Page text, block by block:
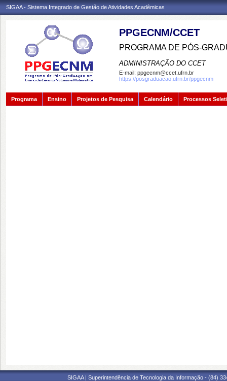
SIGAA - Sistema Integrado de Gestão de Atividades Acadêmicas
PPGECNM/CCET
PROGRAMA DE PÓS-
ADMINISTRAÇÃO DO CCET
E-mail: ppgecnm@ccet.ufrn.br
https://posgraduacao.ufrn.br/ppgecnm
Programa Ensino Projetos de Pesquisa Calendário Processos
SIGAA | Superintendência de Tecnologia da Informação - (84)